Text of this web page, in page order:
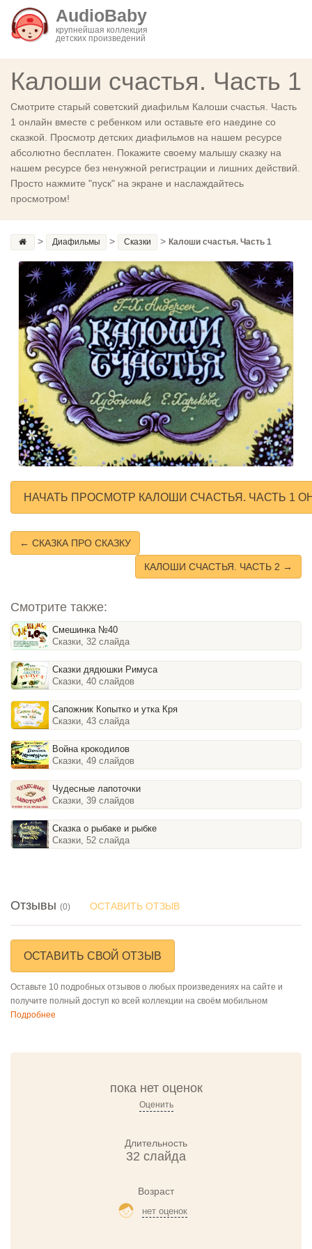
AudioBaby
крупнейшая коллекция
детских произведений
Калоши счастья. Часть 1
Смотрите старый советский диафильм Калоши счастья. Часть
1 онлайн вместе с ребенком или оставьте его наедине со
сказкой. Просмотр детских диафильмов на нашем ресурсе
абсолютно бесплатен. Покажите своему малышу сказку на
нашем ресурсе без ненужной регистрации и лишних действий.
Просто нажмите "пуск" на экране и наслаждайтесь
просмотром!
> Диафильмы > Сказки > Калоши счастья. Часть 1
НАЧАТЬ ПРОСМОТР КАЛОШИ СЧАСТЬЯ. ЧАСТЬ 1
← СКАЗКА ПРО СКАЗКУ
КАЛОШИ СЧАСТЬЯ. ЧАСТЬ 2 →
Смотрите также:
Смешинка №40
Сказки, 32 слайда
Сказки дядюшки Римуса
Сказки, 40 слайдов
Сапожник Копытко и утка Кря
Сказки, 43 слайда
Война крокодилов
Сказки, 49 слайдов
Чудесные лапоточки
Сказки, 39 слайдов
Сказка о рыбаке и рыбке
Сказки, 52 слайда
Отзывы (0) ОСТАВИТЬ ОТЗЫВ
ОСТАВИТЬ СВОЙ ОТЗЫВ
Оставьте 10 подробных отзывов о любых произведениях на сайте и
получите полный доступ ко всей коллекции на своём мобильном
Подробнее
пока нет оценок
Оценить
Длительность
32 слайда
Возраст
нет оценок